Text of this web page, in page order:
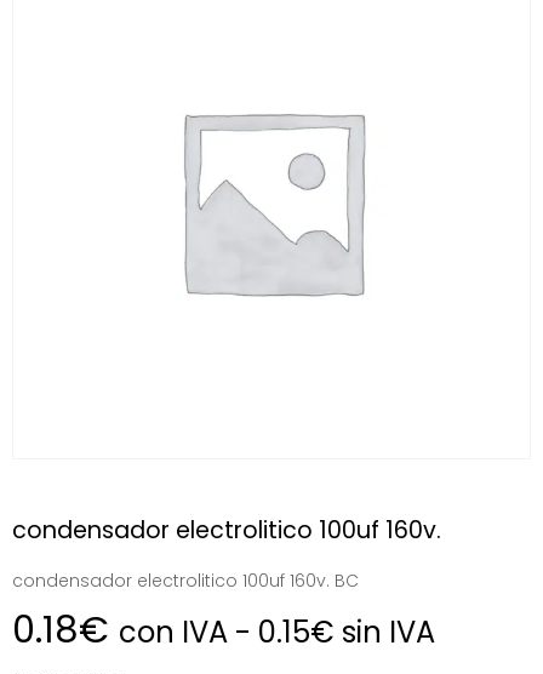
condensador electrolitico 100uf 160v.
condensador electrolitico 100uf 160v. BC
0.18€ con IVA - 0.15€ sin IVA